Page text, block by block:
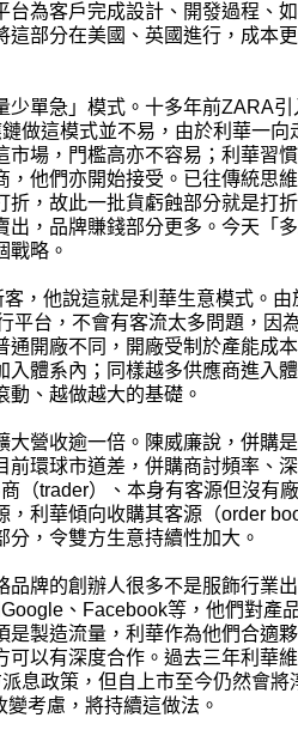
為客戶完成設計、開發過程、
部分在美國、英國進行，成本
少單急」模式。十多年前ZARA
做這模式並不易，由於利華一向
場，門檻高亦不容易；利華習
他們亦開始接受。已往傳統思
，故此一批貨虧蝕部分就是打
，品牌賺錢部分更多。今天「
戰略。
，他說這就是利華生意模式。由
平台，不會有客流太多問題，因
通開廠不同，開廠受制於產能成
體系內；同樣越多供應商進入
、越做越大的基礎。
營收逾一倍。陳威廉說，併購
環球市道差，併購商討頻率、
（trader）、本身有客源但沒有
，利華傾向收購其客源（order
，令雙方生意持續性加大。
牌的創辦人很多不是服飾行業
、Facebook等，他們對產
是製造流量，利華作為他們合適
以有深度合作。過去三年利華維
息政策，但自上市至今仍然會將
考慮，將持續這做法。